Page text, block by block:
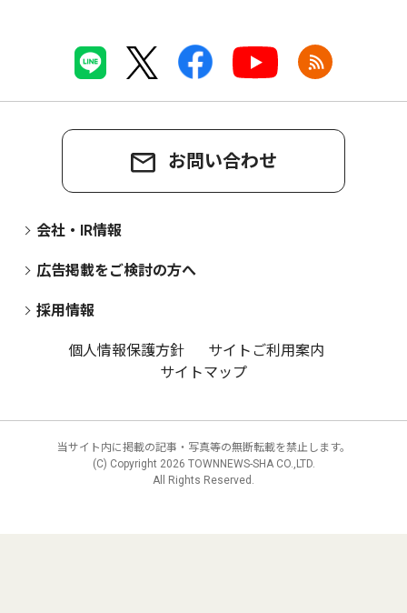
お問い合わせ
会社・IR情報
広告掲載をご検討の方へ
採用情報
個人情報保護方針
サイトご利用案内
サイトマップ
当サイト内に掲載の記事・写真等の無断転載を禁止します。
(C) Copyright 2026 TOWNNEWS-SHA CO.,LTD.
All Rights Reserved.